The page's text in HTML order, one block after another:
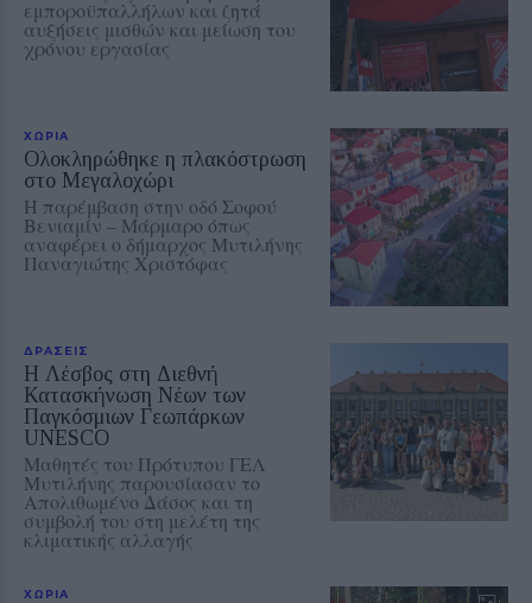
εμποροϋπαλλήλων και ζητά
αυξήσεις μισθών και μείωση του
χρόνου εργασίας
ΧΩΡΙΑ
Ολοκληρώθηκε η πλακόστρωση
στο Μεγαλοχώρι
Η παρέμβαση στην οδό Σοφού
Βενιαμίν – Μάρμαρο όπως
αναφέρει ο δήμαρχος Μυτιλήνης
Παναγιώτης Χριστόφας
ΔΡΑΣΕΙΣ
Η Λέσβος στη Διεθνή
Κατασκήνωση Νέων των
Παγκόσμιων Γεωπάρκων
UNESCO
Μαθητές του Πρότυπου ΓΕΛ
Μυτιλήνης παρουσίασαν το
Απολιθωμένο Δάσος και τη
συμβολή του στη μελέτη της
κλιματικής αλλαγής
ΧΩΡΙΑ